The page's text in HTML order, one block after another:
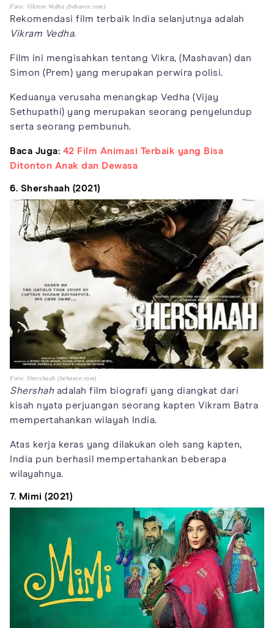
Foto: Vikram Vedha (behance.com)
Rekomendasi film terbaik India selanjutnya adalah
Vikram Vedha.
Film ini mengisahkan tentang Vikra, (Mashavan) dan
Simon (Prem) yang merupakan perwira polisi.
Keduanya verusaha menangkap Vedha (Vijay
Sethupathi) yang merupakan seorang penyelundup
serta seorang pembunuh.
Baca Juga: 42 Film Animasi Terbaik yang Bisa
Ditonton Anak dan Dewasa
6. Shershaah (2021)
Foto: Shershaah (behance.com)
Shershah adalah film biografi yang diangkat dari
kisah nyata perjuangan seorang kapten Vikram Batra
mempertahankan wilayah India.
Atas kerja keras yang dilakukan oleh sang kapten,
India pun berhasil mempertahankan beberapa
wilayahnya.
7. Mimi (2021)